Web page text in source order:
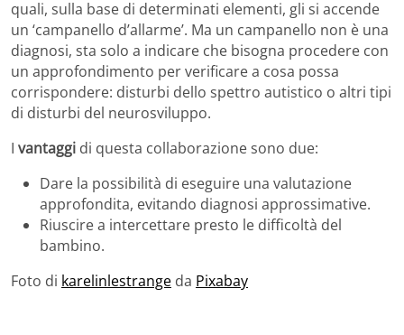
quali, sulla base di determinati elementi, gli si accende
un ‘campanello d’allarme’. Ma un campanello non è una
diagnosi, sta solo a indicare che bisogna procedere con
un approfondimento per verificare a cosa possa
corrispondere: disturbi dello spettro autistico o altri tipi
di disturbi del neurosviluppo.
I vantaggi di questa collaborazione sono due:
Dare la possibilità di eseguire una valutazione
approfondita, evitando diagnosi approssimative.
Riuscire a intercettare presto le difficoltà del
bambino.
Foto di karelinlestrange da Pixabay